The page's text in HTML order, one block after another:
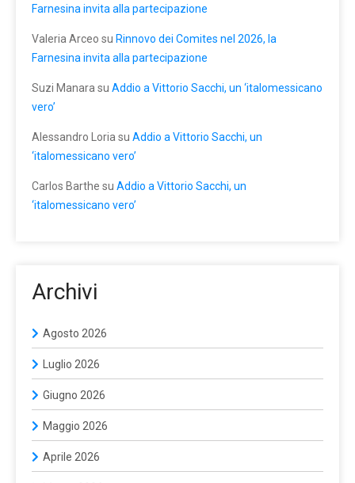
Farnesina invita alla partecipazione
Valeria Arceo su Rinnovo dei Comites nel 2026, la
Farnesina invita alla partecipazione
Suzi Manara su Addio a Vittorio Sacchi, un ‘italomessicano
vero’
Alessandro Loria su Addio a Vittorio Sacchi, un
‘italomessicano vero’
Carlos Barthe su Addio a Vittorio Sacchi, un
‘italomessicano vero’
Archivi
Agosto 2026
Luglio 2026
Giugno 2026
Maggio 2026
Aprile 2026